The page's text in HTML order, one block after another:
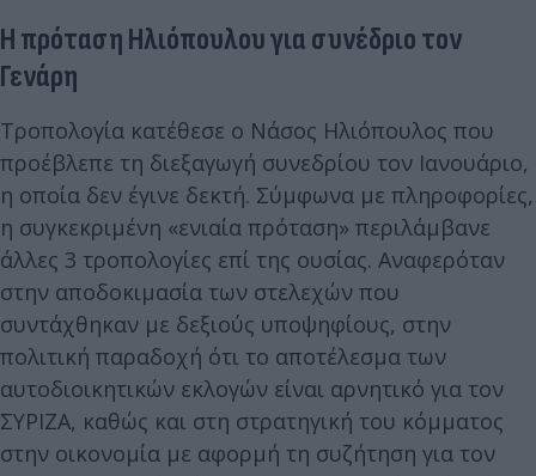
Η πρόταση Ηλιόπουλου για συνέδριο τον
Γενάρη
Τροπολογία κατέθεσε ο Νάσος Ηλιόπουλος που
προέβλεπε τη διεξαγωγή συνεδρίου τον Ιανουάριο,
η οποία δεν έγινε δεκτή. Σύμφωνα με πληροφορίες,
η συγκεκριμένη «ενιαία πρόταση» περιλάμβανε
άλλες 3 τροπολογίες επί της ουσίας. Αναφερόταν
στην αποδοκιμασία των στελεχών που
συντάχθηκαν με δεξιούς υποψηφίους, στην
πολιτική παραδοχή ότι το αποτέλεσμα των
αυτοδιοικητικών εκλογών είναι αρνητικό για τον
ΣΥΡΙΖΑ, καθώς και στη στρατηγική του κόμματος
στην οικονομία με αφορμή τη συζήτηση για τον